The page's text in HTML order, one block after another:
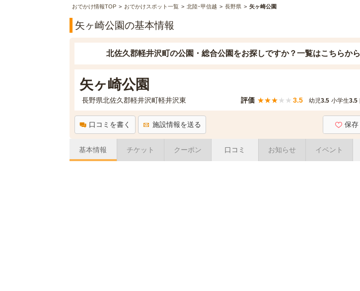
おでかけ情報TOP おでかけスポット一覧 北陸･甲信越 長野県 矢ヶ崎公園
矢ヶ崎公園の基本情報
北佐久郡軽井沢町の公園・総合公園をお探しですか？一覧はこちらから
矢ヶ崎公園
長野県北佐久郡軽井沢町軽井沢東 評価 ★★★★ ★ 3.5 幼児3.5 小学生3.5
口コミを書く 施設情報を送る 保存
基本情報 チケット クーポン 口コミ お知らせ イベント